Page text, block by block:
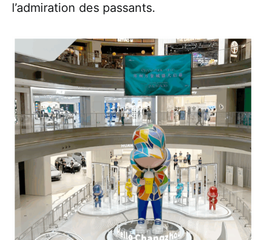
l’admiration des passants.